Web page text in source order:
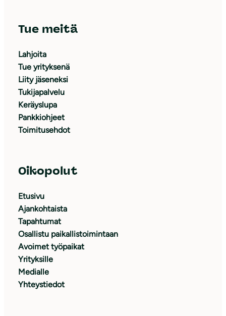
Tue meitä
Lahjoita
Tue yrityksenä
Liity jäseneksi
Tukijapalvelu
Keräyslupa
Pankkiohjeet
Toimitusehdot
Oikopolut
Etusivu
Ajankohtaista
Tapahtumat
Osallistu paikallistoimintaan
Avoimet työpaikat
Yrityksille
Medialle
Yhteystiedot